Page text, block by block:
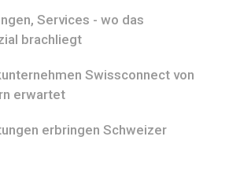
Services - wo das
brachliegt
Swissconnect von
erwartet
erbringen Schweizer